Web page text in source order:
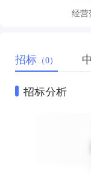
经营
招标 （0）
招标分析